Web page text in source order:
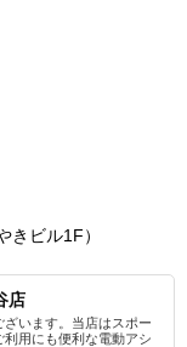
ビル1F）
店
います。当店はスポー
用にも便利な電動アシ